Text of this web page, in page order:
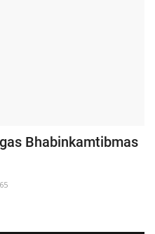
Bhabinkamtibmas